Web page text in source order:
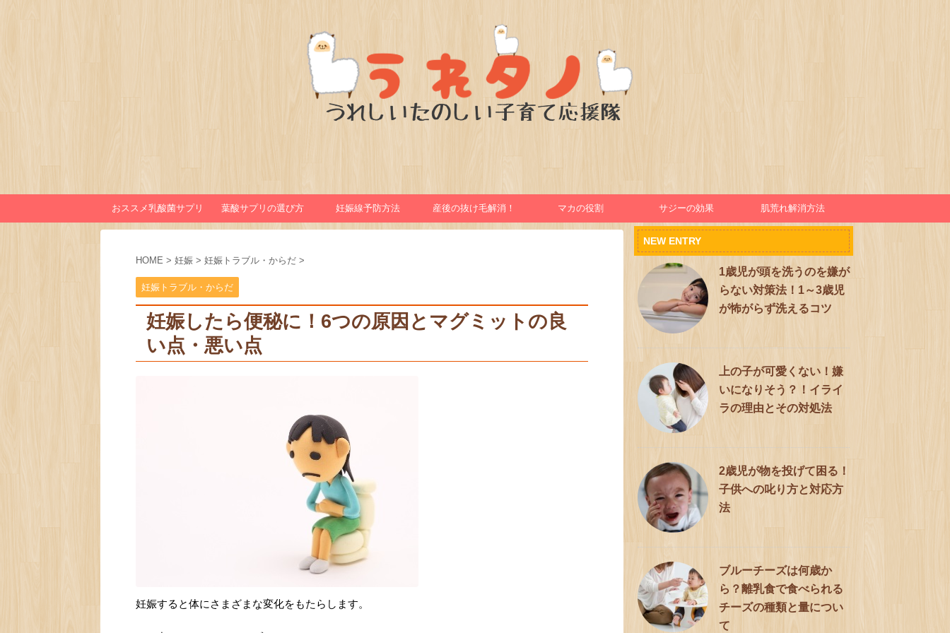
おススメ乳酸菌サプリ 葉酸サプリの選び方 妊娠線予防方法 産後の抜け毛解消！ マカの役割 サジーの効果 肌荒れ解消方法
HOME > 妊娠 > 妊娠トラブル・からだ >
妊娠トラブル・からだ
妊娠したら便秘に！6つの原因とマグミットの良
い点・悪い点
妊娠すると体にさまざまな変化をもたらします。
NEW ENTRY
1歳児が頭を洗うのを嫌が
らない対策法！1～3歳児
が怖がらず洗えるコツ
上の子が可愛くない！嫌
いになりそう？！イライ
ラの理由とその対処法
2歳児が物を投げて困る！
子供への叱り方と対応方
法
ブルーチーズは何歳か
ら？離乳食で食べられる
チーズの種類と量につい
て